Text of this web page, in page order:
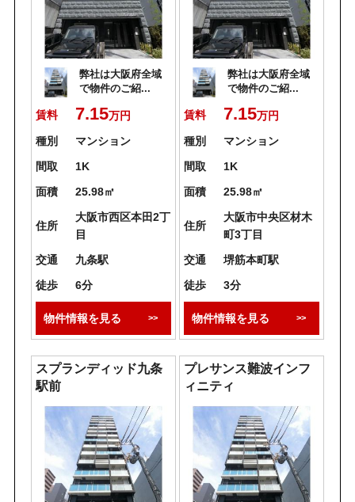
弊社は大阪府全域
で物件のご紹...
賃料 7.15万円
種別
マンション
間取
1K
面積
25.98㎡
住所
大阪市西区本田2丁
目
交通
九条駅
徒歩
6分
物件情報を見る
弊社は大阪府全域
で物件のご紹...
賃料 7.15万円
種別
マンション
間取
1K
面積
25.98㎡
住所
大阪市中央区材木
町3丁目
交通
堺筋本町駅
徒歩
3分
物件情報を見る
スプランディッド九条
駅前
プレサンス難波インフ
ィニティ